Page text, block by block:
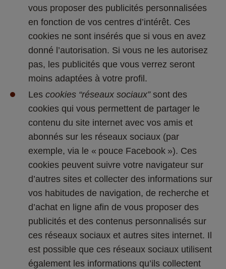
vous proposer des publicités personnalisées
en fonction de vos centres d’intérêt. Ces
cookies ne sont insérés que si vous en avez
donné l’autorisation. Si vous ne les autorisez
pas, les publicités que vous verrez seront
moins adaptées à votre profil.
Les cookies “réseaux sociaux” sont des
cookies qui vous permettent de partager le
contenu du site internet avec vos amis et
abonnés sur les réseaux sociaux (par
exemple, via le « pouce Facebook »). Ces
cookies peuvent suivre votre navigateur sur
d’autres sites et collecter des informations sur
vos habitudes de navigation, de recherche et
d’achat en ligne afin de vous proposer des
publicités et des contenus personnalisés sur
ces réseaux sociaux et autres sites internet. Il
est possible que ces réseaux sociaux utilisent
également les informations qu’ils collectent